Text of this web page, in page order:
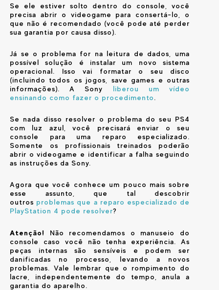
Se ele estiver solto dentro do console, você
precisa abrir o videogame para consertá-lo, o
que não é recomendado (você pode até perder
sua garantia por causa disso).
Já se o problema for na leitura de dados, uma
possível solução é instalar um novo sistema
operacional. Isso vai formatar o seu disco
(incluindo todos os jogos, save games e outras
informações). A Sony liberou um vídeo
ensinando como fazer o procedimento.
Se nada disso resolver o problema do seu PS4
com luz azul, você precisará enviar o seu
console para uma reparo especializado.
Somente os profissionais treinados poderão
abrir o videogame e identificar a falha seguindo
as instruções da Sony.
Agora que você conhece um pouco mais sobre
esse assunto, que tal descobrir
outros problemas que a reparo especializado de
PlayStation 4 pode resolver?
Atenção!
Não recomendamos o manuseio do
console caso você não tenha experiência. As
peças internas são sensíveis e podem ser
danificadas no processo, levando a novos
problemas. Vale lembrar que o rompimento do
lacre, independentemente do tempo, anula a
garantia do aparelho.